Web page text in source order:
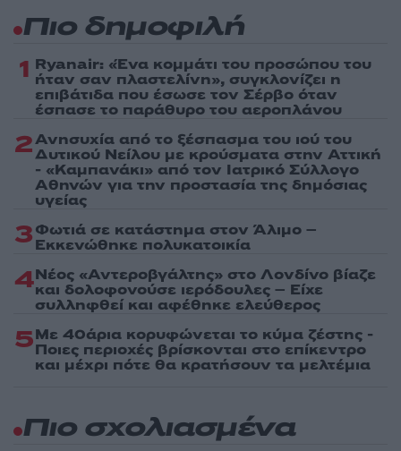
Πιο δημοφιλή
1 Ryanair: «Ένα κομμάτι του προσώπου του
ήταν σαν πλαστελίνη», συγκλονίζει η
επιβάτιδα που έσωσε τον Σέρβο όταν
έσπασε το παράθυρο του αεροπλάνου
2Ανησυχία από το ξέσπασμα του ιού του
Δυτικού Νείλου με κρούσματα στην Αττική
- «Καμπανάκι» από τον Ιατρικό Σύλλογο
Αθηνών για την προστασία της δημόσιας
υγείας
3Φωτιά σε κατάστημα στον Άλιμο –
Εκκενώθηκε πολυκατοικία
4Νέος «Αντεροβγάλτης» στο Λονδίνο βίαζε
και δολοφονούσε ιερόδουλες – Είχε
συλληφθεί και αφέθηκε ελεύθερος
5Με 40άρια κορυφώνεται το κύμα ζέστης -
Ποιες περιοχές βρίσκονται στο επίκεντρο
και μέχρι πότε θα κρατήσουν τα μελτέμια
Πιο σχολιασμένα